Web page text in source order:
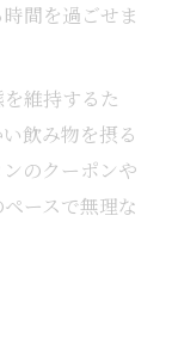
間を過ごせま
維持するた
飲み物を摂る
のクーポンや
ースで無理な